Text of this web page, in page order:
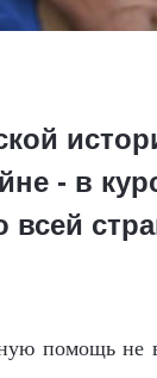
- в
всей
помощь не